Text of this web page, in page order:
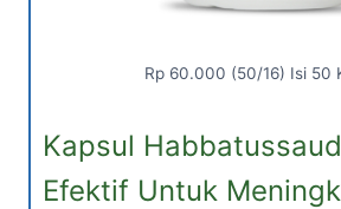
Rp 60.000 (50/16) Isi 50
Kapsul
Efektif Untuk